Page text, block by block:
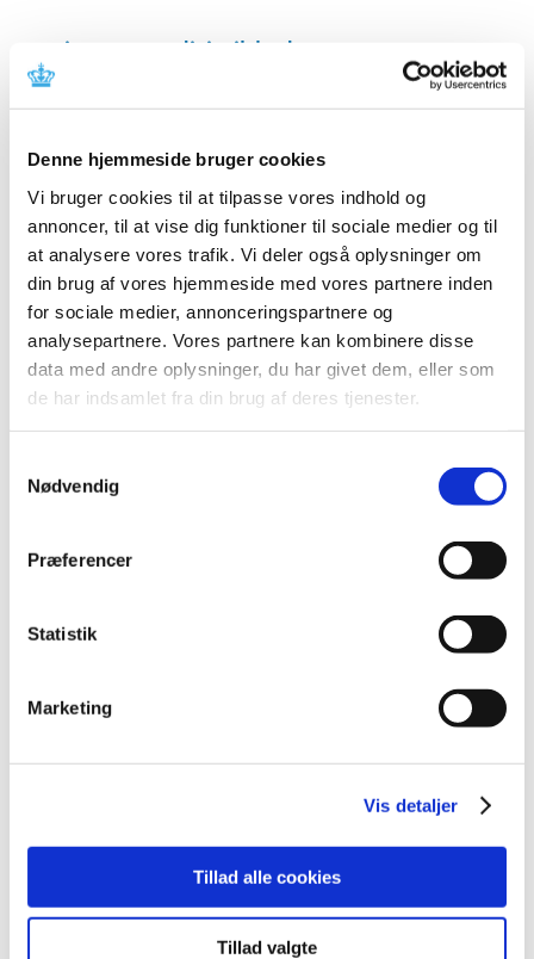
Denne hjemmeside bruger cookies
Vi bruger cookies til at tilpasse vores indhold og
annoncer, til at vise dig funktioner til sociale medier og til
at analysere vores trafik. Vi deler også oplysninger om
din brug af vores hjemmeside med vores partnere inden
for sociale medier, annonceringspartnere og
analysepartnere. Vores partnere kan kombinere disse
data med andre oplysninger, du har givet dem, eller som
de har indsamlet fra din brug af deres tjenester.
Nødvendig
Præferencer
Statistik
Marketing
Vis detaljer
Tillad alle cookies
Tillad valgte
Høring over Medicintilskudsnævnets
indstilling til tilskudsstatus for lægemidler i
ATC-gruppe C09C, C09D og C09X (angiotensin-
|31. marts 2010|
Medicintilskudsnævnet har på Lægemiddelstyrelsens
foranledning revurderet tilskudsstatus for lægemidler i…
Lægemiddelstyrelsen indleder ad hoc
revurdering af tilskudsstatus i ATC–gruppe
C09C, C09D og C09X
|12. marts 2010|
En lang række lægemiddelvirksomheder har den 8. marts
2010 markedsført generiske kopier af angiotensin…
TID
2025 (158)
2022 (197)
2021 (516)
2016 (167)